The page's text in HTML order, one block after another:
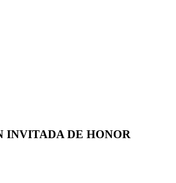
INVITADA DE HONOR